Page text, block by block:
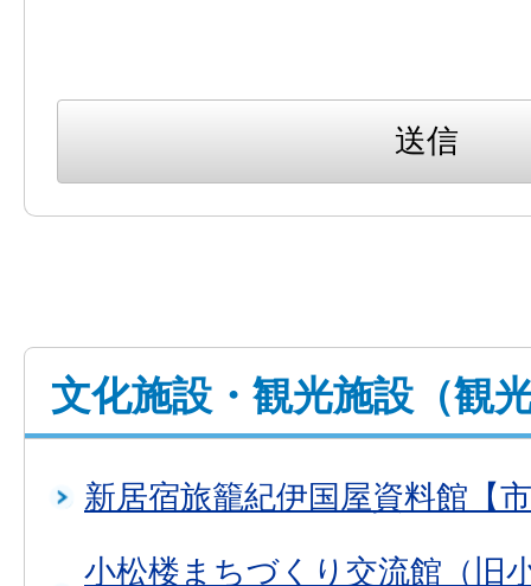
文化施設・観光施設（観
新居宿旅籠紀伊国屋資料館【
小松楼まちづくり交流館（旧